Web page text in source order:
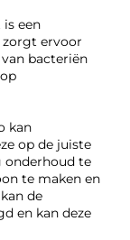
een
zorgt ervoor
bacteriën
kan
op de juiste
onderhoud te
te maken en
de
en kan deze